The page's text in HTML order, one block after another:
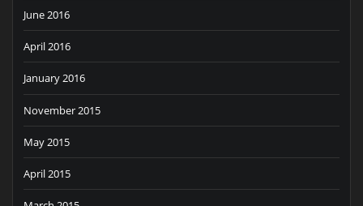
June 2016
April 2016
January 2016
November 2015
May 2015
April 2015